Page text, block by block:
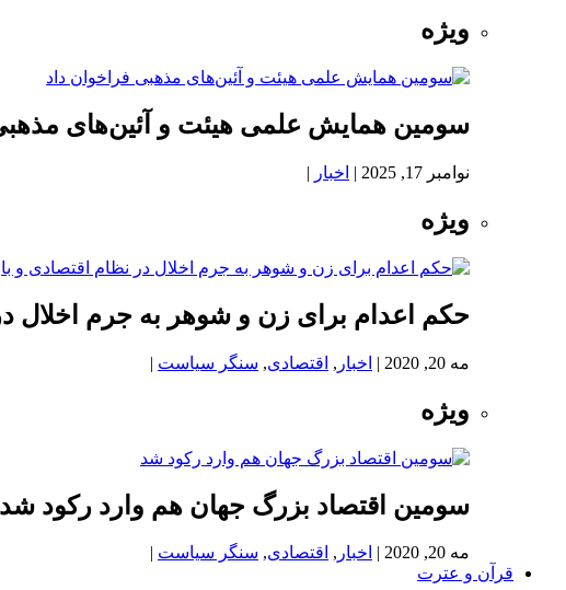
ویژه
سومین همایش علمی هیئت و آئین‌های
نوامبر 17, 2025 | اخبار |
ویژه
حکم اعدام برای زن و شوهر به جرم اخلال
مه 20, 2020 | اخبار , اقتصادی, سنگر سیاست |
ویژه
سومین اقتصاد بزرگ جهان هم وارد رکود شد
مه 20, 2020 | اخبار , اقتصادی, سنگر سیاست |
قرآن و عترت